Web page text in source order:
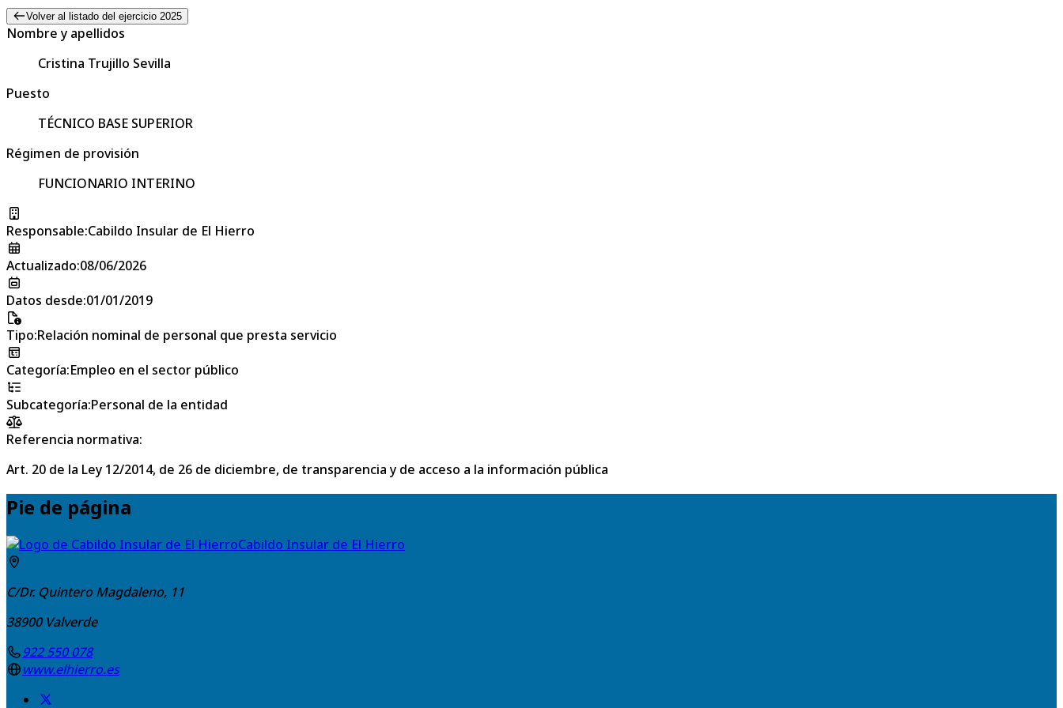
Volver al listado del ejercicio 2025
Nombre y apellidos
Cristina Trujillo Sevilla
Puesto
TÉCNICO BASE SUPERIOR
Régimen de provisión
FUNCIONARIO INTERINO
Responsable:Cabildo Insular de El Hierro
Actualizado:08/06/2026
Datos desde:01/01/2019
Tipo:Relación nominal de personal que presta servicio
Categoría:Empleo en el sector público
Subcategoría:Personal de la entidad
Referencia normativa:
Art. 20 de la Ley 12/2014, de 26 de diciembre, de transparencia y de acceso a la información pública
Pie de página
Cabildo Insular de El Hierro
C/Dr. Quintero Magdaleno, 11
38900 Valverde
922 550 078
www.elhierro.es